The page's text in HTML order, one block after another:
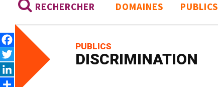
RECHERCHER DOMAINES PUBLICS
Facebook
LinkedIn
Share
PUBLICS
DISCRIMINATION